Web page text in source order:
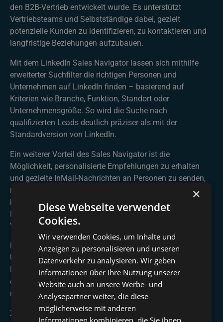
den B2B-Vertrieb entwickelt wurde. Es unterstützt
Vertriebsteams und Selbstständige dabei, gezielt
potenzielle Kunden zu identifizieren, zu kontaktieren und
langfristige Beziehungen aufzubauen.
Mit dem LinkedIn Sales Navigator lassen sich mithilfe
erweiterter Suchfilter die richtigen Personen und
Unternehmen auf LinkedIn finden – basierend auf
Kriterien wie Branche, Funktion, Standort oder
Unternehmensgröße. So wird die Suche nach
qualifizierten Leads deutlich präziser als mit der
Standardversion von LinkedIn.
Ein weiterer Vorteil des Sales Navigator ist die
Möglichkeit, personalisierte Empfehlungen zu erhalten
und gezielte InMail-Nachrichten an Personen zu senden,
mit denen man noch nicht vernetzt ist. Darüber hinaus
können Interaktionen und Gespräche direkt über LinkedIn
Messaging verfolgt werden, was den gesamten
Vertriebsprozess transparenter und effizienter macht.
Durch die Nutzung des LinkedIn Sales Navigator können
Unternehmen ihre Akquiseprozesse deutlich optimieren.
Das Tool bietet Echtzeitdaten zu Zielkunden, ermöglicht
den Aufbau relevanter Beziehungen und steigert
nachweislich die Vertriebseffizienz.
Zu beachten ist, dass der LinkedIn Sales Navigator kein
×
Diese Webseite verwendet
Cookies.
Wir verwenden Cookies, um Inhalte und
Anzeigen zu personalisieren und unseren
Datenverkehr zu analysieren. Wir geben
Informationen über Ihre Nutzung unserer
Website auch an unsere Werbe- und
Analysepartner weiter, die diese
möglicherweise mit anderen
Informationen kombinieren, die Sie ihnen